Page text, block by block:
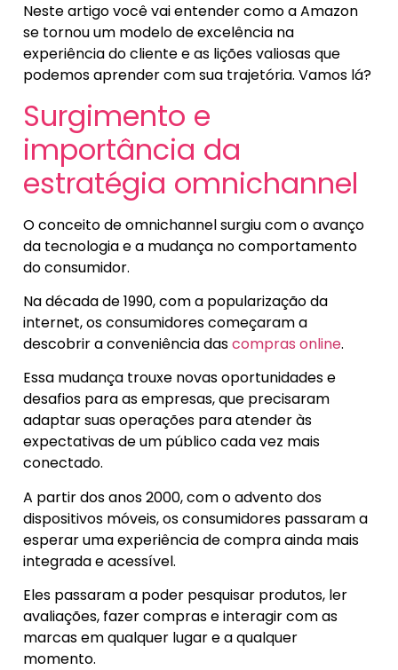
Neste artigo você vai entender como a Amazon
se tornou um modelo de excelência na
experiência do cliente e as lições valiosas que
podemos aprender com sua trajetória. Vamos lá?
Surgimento e
importância da
estratégia omnichannel
O conceito de omnichannel surgiu com o avanço
da tecnologia e a mudança no comportamento
do consumidor.
Na década de 1990, com a popularização da
internet, os consumidores começaram a
descobrir a conveniência dascompras online.
Essa mudança trouxe novas oportunidades e
desafios para as empresas, que precisaram
adaptar suas operações para atender às
expectativas de um público cada vez mais
conectado.
A partir dos anos 2000, com o advento dos
dispositivos móveis, os consumidores passaram a
esperar uma experiência de compra ainda mais
integrada e acessível.
Eles passaram a poder pesquisar produtos, ler
avaliações, fazer compras e interagir com as
marcas em qualquer lugar e a qualquer
momento.